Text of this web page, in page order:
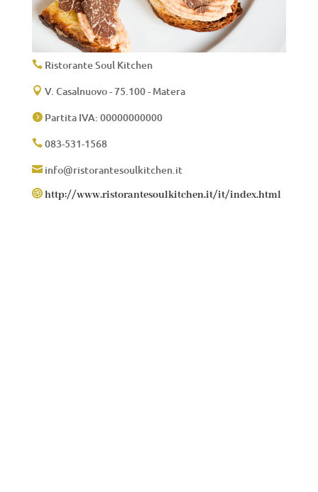
Ristorante Soul Kitchen
 V. Casalnuovo - 75.100 - Matera
Partita IVA: 00000000000
083-531-1568
info@ristorantesoulkitchen.it
 http://www.ristorantesoulkitchen.it/it/index.html